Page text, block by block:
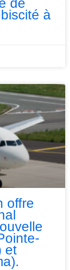
de
à
offre
et